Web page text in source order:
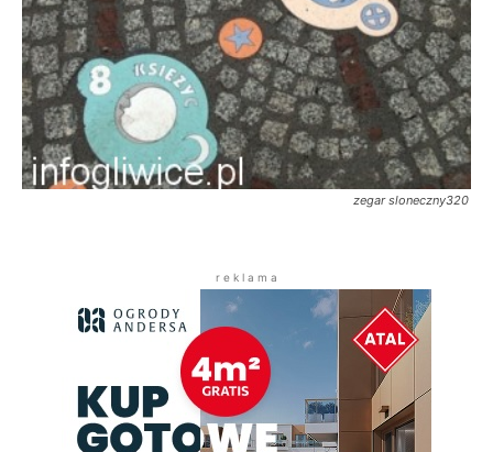
zegar sloneczny320
r e k l a m a